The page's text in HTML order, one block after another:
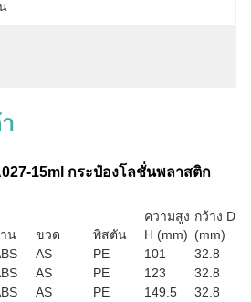
15ml กระป๋องโลชั่นพลาสติก
ความสูง
H (mm)
กว้าง D
(mm)
น ขวด
พิสตัน
AS PE 101
32.8
AS PE 123
32.8
AS PE 149.5 32.8